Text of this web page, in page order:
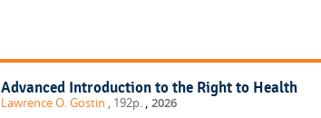
Advanced Introduction to the Right to Health
Lawrence O. Gostin , 192p. , 2026